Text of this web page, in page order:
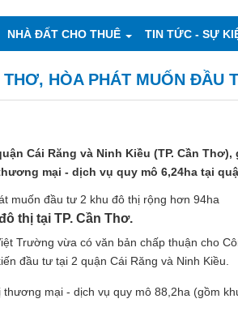
NHÀ ĐẤT CHO THUÊ TIN TỨC - SỰ
HÒA PHÁT MUỐN ĐẦU
Cái Răng và Ninh Kiều (TP. Cần
mại - dịch vụ quy mô 6,24ha tại
thị tại TP. Cần Thơ.
Trường vừa có văn bản chấp thuận cho
đầu tư tại 2 quận Cái Răng và Ninh Kiều.
mại - dịch vụ quy mô 88,2ha (gồm